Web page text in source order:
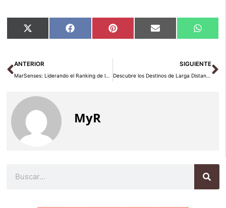
Compartir
en
X
(Twitter)
Compartir
en
Facebook Compartir
en
Pinterest Compartir
en
Email
en
Ant
ANTERIOR
MarSenses: Liderando el Ranking de las Mejores Empresas para Trabajar en Europa 2025
SIGUIENTE
Descubre los Destinos de Larga Distancia Más Buscados y Económicos para Este Otoño con KAYAK
MyR